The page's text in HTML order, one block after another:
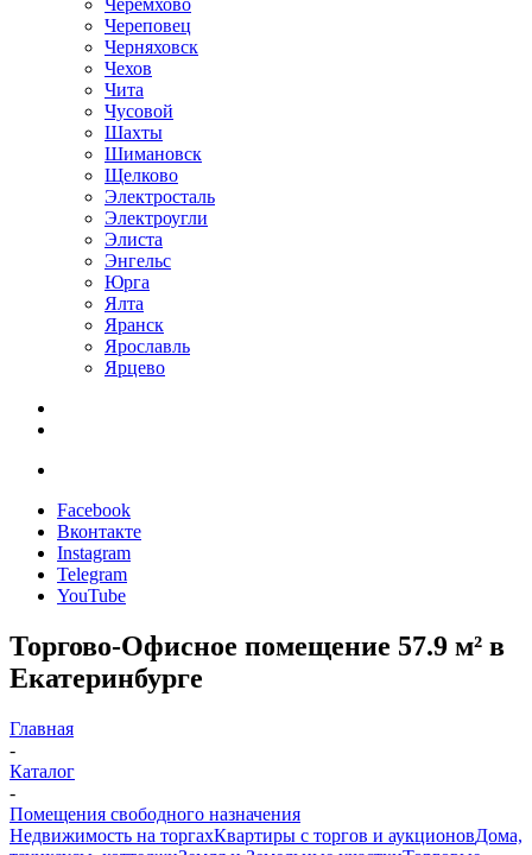
Черемхово
Череповец
Черняховск
Чехов
Чита
Чусовой
Шахты
Шимановск
Щелково
Электросталь
Электроугли
Элиста
Энгельс
Юрга
Ялта
Яранск
Ярославль
Ярцево
Facebook
Вконтакте
Instagram
Telegram
YouTube
Торгово-Офисное помещение 57.9 м² в
Екатеринбурге
Главная
-
Каталог
-
Помещения свободного назначения
Недвижимость на торгахКвартиры с торгов и аукционовДома,